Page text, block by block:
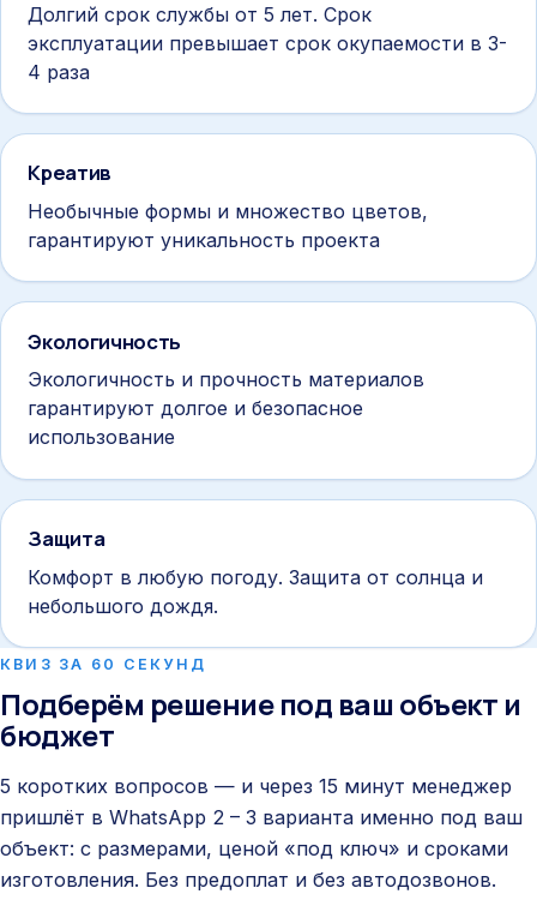
Долгий срок службы от 5 лет. Срок
эксплуатации превышает срок окупаемости в 3-
4 раза
Креатив
Необычные формы и множество цветов,
гарантируют уникальность проекта
Экологичность
Экологичность и прочность материалов
гарантируют долгое и безопасное
использование
Защита
Комфорт в любую погоду. Защита от солнца и
небольшого дождя.
КВИЗ ЗА 60 СЕКУНД
Подберём решение под ваш объект и
бюджет
5 коротких вопросов — и через 15 минут менеджер
пришлёт в WhatsApp 2 – 3 варианта именно под ваш
объект: с размерами, ценой «под ключ» и сроками
изготовления. Без предоплат и без автодозвонов.